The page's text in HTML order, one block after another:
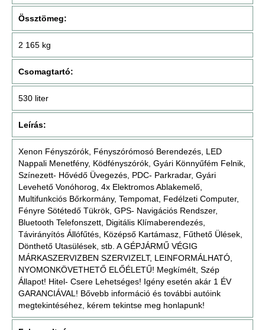
Össztömeg:
2 165 kg
Csomagtartó:
530 liter
Leírás:
Xenon Fényszórók, Fényszórómosó Berendezés, LED
Nappali Menetfény, Ködfényszórók, Gyári Könnyűfém Felnik,
Színezett- Hővédő Üvegezés, PDC- Parkradar, Gyári
Levehető Vonóhorog, 4x Elektromos Ablakemelő,
Multifunkciós Bőrkormány, Tempomat, Fedélzeti Computer,
Fényre Sötétedő Tükrök, GPS- Navigációs Rendszer,
Bluetooth Telefonszett, Digitális Klímaberendezés,
Távirányítós Állófűtés, Középső Kartámasz, Fűthető Ülések,
Dönthető Utasülések, stb. A GÉPJÁRMŰ VÉGIG
MÁRKASZERVIZBEN SZERVIZELT, LEINFORMÁLHATÓ,
NYOMONKÖVETHETŐ ELŐÉLETŰ! Megkímélt, Szép
Állapot! Hitel- Csere Lehetséges! Igény esetén akár 1 ÉV
GARANCIÁVAL! Bővebb információ és további autóink
megtekintéséhez, kérem tekintse meg honlapunk!